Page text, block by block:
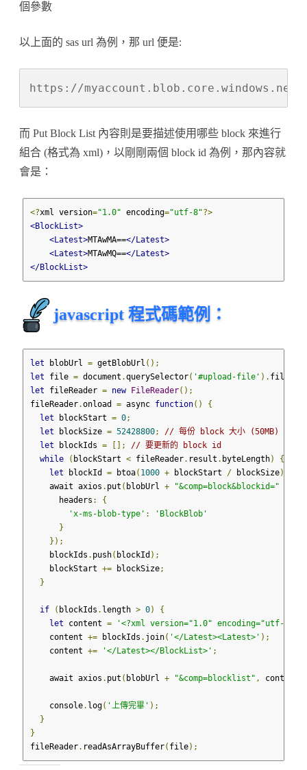
個參數
以上面的 sas url 為例，那 url 便是:
https://myaccount.blob.core.windows.net/
而 Put Block List 內容則是要描述使用哪些 block 來進行
組合 (格式為 xml)，以剛剛兩個 block id 為例，那內容就
會是：
<?xml version="1.0" encoding="utf-8"?>
<BlockList>
<Latest>MTAwMA==</Latest>
<Latest>MTAwMQ==</Latest>
</BlockList>
javascript 程式碼範例：
let blobUrl = getBlobUrl ();
let file = document .querySelector( '#upload-file' ). files
let fileReader = new FileReader();
fileReader.onload = async function()
{
let blockStart = 0;
let blockSize = 52428800;
// 每份 block 大小 (50MB)
let blockIds = [];
// 要更新的 block id
while
( blockStart < fileReader. result . byteLength)
{
let blockId = btoa( 1000 + blockStart / blockSize);
    await axios
. put ( blobUrl + "&comp=block&blockid="
      headers
:
{
'x-ms-blob-type' :
'BlockBlob'
}
});
    blockIds
. push( blockId );
    blockStart
+= blockSize;
}
if ( blockIds . length > 0)
{
let content =
'<?xml version="1.0" encoding="utf-
    content
+= blockIds . join( '</Latest><Latest>' );
    content
+= '</Latest></BlockList>' ;
    await axios
. put ( blobUrl + "&comp=blocklist" , content
    console
. log( '上傳完畢' );
}
}
fileReader. readAsArrayBuffer( file);